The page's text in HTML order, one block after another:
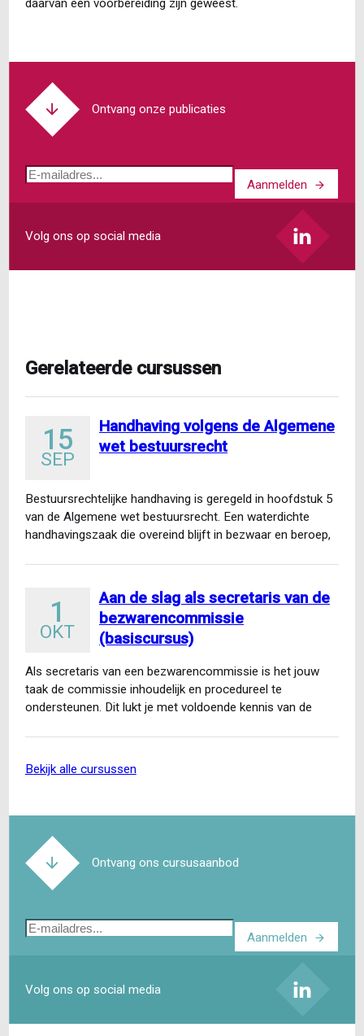
daarvan een voorbereiding zijn geweest.
Ontvang onze publicaties
E-
Aanmelden
Volg ons op social media
Gerelateerde cursussen
15
SEP
Handhaving volgens de Algemene
wet bestuursrecht
Bestuursrechtelijke handhaving is geregeld in hoofdstuk 5
van de Algemene wet bestuursrecht. Een waterdichte
handhavingszaak die overeind blijft in bezwaar en beroep,
1
OKT
Aan de slag als secretaris van de
bezwarencommissie
(basiscursus)
Als secretaris van een bezwarencommissie is het jouw
taak de commissie inhoudelijk en procedureel te
ondersteunen. Dit lukt je met voldoende kennis van de
bekijk alle cursussen
Ontvang ons cursusaanbod
E-
Aanmelden
Volg ons op social media